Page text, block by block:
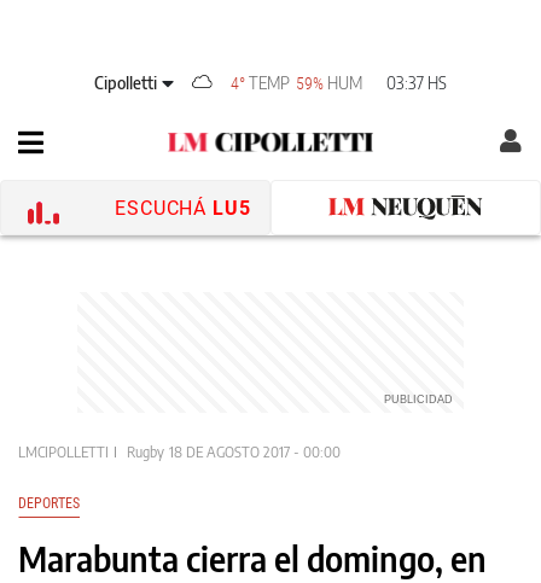
Cipolletti 4° TEMP 59% HUM 03:37 HS
ESCUCHÁ LU5
LMCIPOLLETTI Rugby 18 DE AGOSTO 2017 - 00:00
DEPORTES
Marabunta cierra el domingo, en